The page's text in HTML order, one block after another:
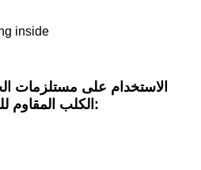
الاستخدام على مستلزمات
الكلب المقاوم للماء بأحجام شائعة كما يلي: